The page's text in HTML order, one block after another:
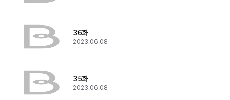
36화
2023.06.08
35화
2023.06.08